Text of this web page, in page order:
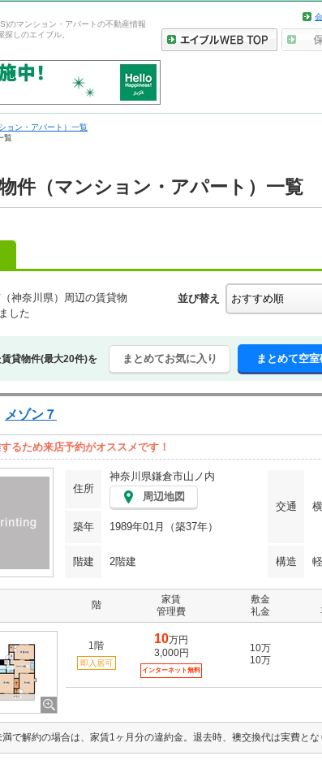
のマンション・アパートの不動産情報
しのエイブル。
ョン・アパート）一覧
覧
件（マンション・アパート）一覧
神奈川県）周辺の賃貸物
した
並び替え
貸物件(最大20件)を まとめてお気に入り まとめて空
メゾン７
るため来店予約がオススメです！
住所
神奈川県鎌倉市山ノ内
周辺地図
交通
築年
1989年01月（築37年）
階建 2階建 構造
階
家賃
管理費
敷金
礼金
1階
即入居可
10万円
3,000円
インターネット無料
10万
10万